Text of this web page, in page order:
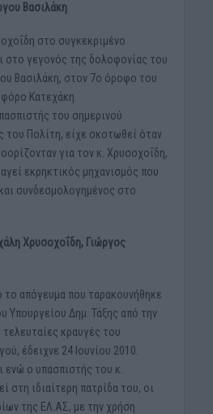
Βασιλάκη
στο συγκεκριμένο
στο γεγονός της δολοφονίας του
Βασιλάκη, στον 7ο όροφο του
Κατεχάκη.
του σημερινού
του Πολίτη, είχε σκοτωθεί όταν
για τον κ. Χρυσοχοΐδη,
εκρηκτικός μηχανισμός που
συνδεσμολογημένος στο
Χρυσοχοΐδη, Γιώργος
το απόγευμα που ταρακουνήθηκε
Υπουργείου Δημ. Τάξης από την
τελευταίες κραυγές του
έδειχνε 24 Ιουνίου 2010.
ενώ ο υπασπιστής του κ.
στη ιδιαίτερη πατρίδα του, οι
της ΕΛ.ΑΣ, με την χρήση